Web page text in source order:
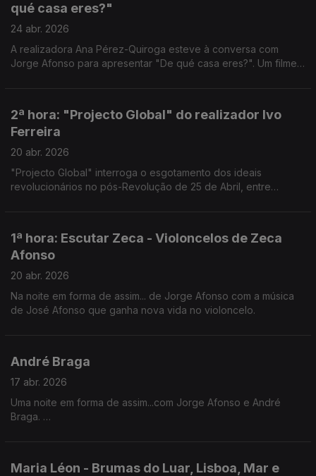
qué casa eres?"
24 abr. 2026
A realizadora Ana Pérez-Quiroga esteve à conversa com
Jorge Afonso para apresentar "De qué casa eres?". Um filme
2ª hora: "Projecto Global" do realizador Ivo
Ferreira
20 abr. 2026
"Projecto Global" interroga o esgotamento dos ideais
revolucionários no pós-Revolução de 25 de Abril, entre
1ª hora: Escutar Zeca - Violoncelos de Zeca
Afonso
20 abr. 2026
Na noite em forma de assim... de Jorge Afonso com a música
de José Afonso que ganha nova vida no violoncelo.
André Braga
17 abr. 2026
Uma noite em forma de assim...com Jorge Afonso e André
Braga.
Maria Léon - Brumas do Luar, Lisboa, Mar e